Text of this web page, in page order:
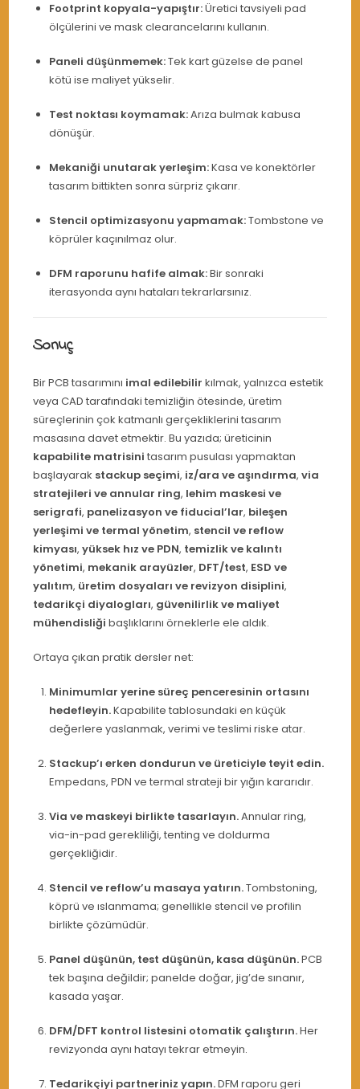
Footprint kopyala-yapıştır:Üretici tavsiyeli pad
ölçülerini ve mask clearancelarını kullanın.
Paneli düşünmemek:Tek kart güzelse de panel
kötü ise maliyet yükselir.
Test noktası koymamak:Arıza bulmak kabusa
dönüşür.
Mekaniği unutarak yerleşim:Kasa ve konektörler
tasarım bittikten sonra sürpriz çıkarır.
Stencil optimizasyonu yapmamak:Tombstone ve
köprüler kaçınılmaz olur.
DFM raporunu hafife almak:Bir sonraki
iterasyonda aynı hataları tekrarlarsınız.
Sonuç
Bir PCB tasarımını imal edilebilir kılmak, yalnızca estetik
veya CAD tarafındaki temizliğin ötesinde, üretim
süreçlerinin çok katmanlı gerçekliklerini tasarım
masasına davet etmektir. Bu yazıda; üreticinin
kapabilite matrisini tasarım pusulası yapmaktan
başlayarak stackup seçimi, iz/ara ve aşındırma,via
stratejileri ve annular ring, lehim maskesi ve
serigrafi, panelizasyon ve fiducial’lar, bileşen
yerleşimi ve termal yönetim, stencil ve reflow
kimyası,yüksek hız ve PDN, temizlik ve kalıntı
yönetimi, mekanik arayüzler, DFT/test, ESD ve
yalıtım, üretim dosyaları ve revizyon disiplini,
tedarikçi diyalogları, güvenilirlik ve maliyet
mühendisliği başlıklarını örneklerle ele aldık.
Ortaya çıkan pratik dersler net:
Minimumlar yerine süreç penceresinin ortasını
hedefleyin.Kapabilite tablosundaki en küçük
değerlere yaslanmak, verimi ve teslimi riske atar.
Stackup’ı erken dondurun ve üreticiyle teyit edin.
Empedans, PDN ve termal strateji bir yığın kararıdır.
Via ve maskeyi birlikte tasarlayın.Annular ring,
via-in-pad gerekliliği, tenting ve doldurma
gerçekliğidir.
Stencil ve reflow’u masaya yatırın.Tombstoning,
köprü ve ıslanmama; genellikle stencil ve profilin
birlikte çözümüdür.
Panel düşünün, test düşünün, kasa düşünün.PCB
tek başına değildir; panelde doğar, jig’de sınanır,
kasada yaşar.
DFM/DFT kontrol listesini otomatik çalıştırın.Her
revizyonda aynı hatayı tekrar etmeyin.
Tedarikçiyi partneriniz yapın.DFM raporu geri